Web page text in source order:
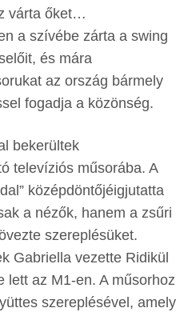
várta őket…
a szívébe zárta a swing
és mára
az ország bármely
fogadja a közönség.
bekerültek
televíziós műsorába. A
középdöntőjéigjutatta
a nézők, hanem a zsűri
szereplésüket.
Gabriella vezette Ridikül
lett az M1-en. A műsorhoz
szereplésével, amely